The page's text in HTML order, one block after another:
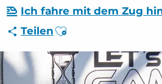
Ihr Aufenthalt - DE
ORG – Let’s go game!
#2892023
Ich fahre mit dem Zug
Teilen Ajouter aux favoris